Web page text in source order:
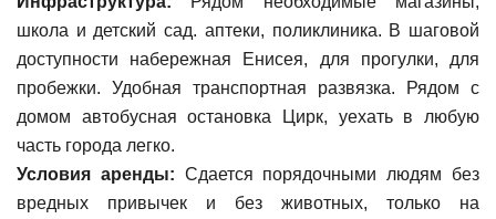
школа и детский сад. аптеки, поликлиника. В шаговой
доступности набережная Енисея, для прогулки, для
пробежки. Удобная транспортная развязка. Рядом с
домом автобусная остановка Цирк, уехать в любую
часть города легко.
Условия аренды: Сдается порядочными людям без
вредных привычек и без животных, только на